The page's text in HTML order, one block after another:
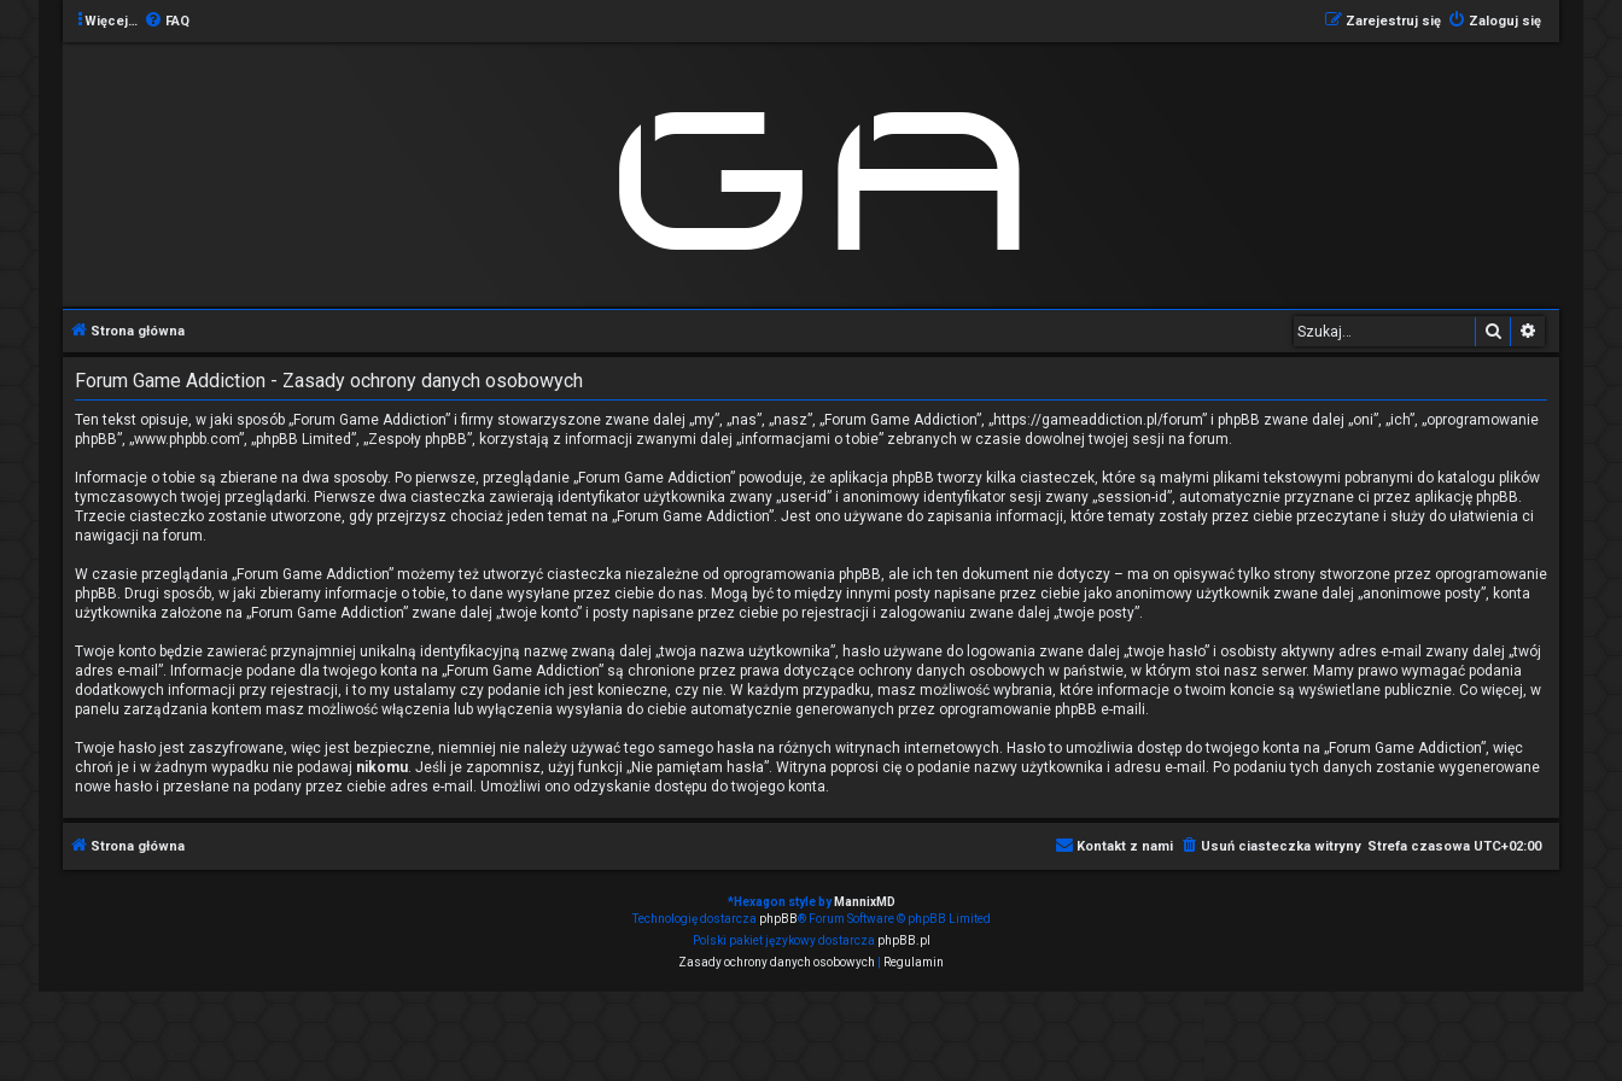
Więcej… FAQ Zaloguj się
Zarejestruj się
Strona główna Szukaj
Forum Game Addiction - Zasady ochrony danych osobowych
Ten tekst opisuje, w jaki sposób „Forum Game Addiction” i firmy stowarzyszone zwane dalej „my”, „nas”, „nasz”, „Forum Game Addiction”, „https://gameaddiction.pl/forum” i phpBB zwane dalej „oni”, „ich”, „oprogramowanie
phpBB”, „www.phpbb.com”, „phpBB Limited”, „Zespoły phpBB”, korzystają z informacji zwanymi dalej „informacjami o tobie” zebranych w czasie dowolnej twojej sesji na forum.
Informacje o tobie są zbierane na dwa sposoby. Po pierwsze, przeglądanie „Forum Game Addiction” powoduje, że aplikacja phpBB tworzy kilka ciasteczek, które są małymi plikami tekstowymi pobranymi do katalogu plików
tymczasowych twojej przeglądarki. Pierwsze dwa ciasteczka zawierają identyfikator użytkownika zwany „user-id” i anonimowy identyfikator sesji zwany „session-id”, automatycznie przyznane ci przez aplikację phpBB.
Trzecie ciasteczko zostanie utworzone, gdy przejrzysz chociaż jeden temat na „Forum Game Addiction”. Jest ono używane do zapisania informacji, które tematy zostały przez ciebie przeczytane i służy do ułatwienia ci
nawigacji na forum.
W czasie przeglądania „Forum Game Addiction” możemy też utworzyć ciasteczka niezależne od oprogramowania phpBB, ale ich ten dokument nie dotyczy – ma on opisywać tylko strony stworzone przez oprogramowanie
phpBB. Drugi sposób, w jaki zbieramy informacje o tobie, to dane wysyłane przez ciebie do nas. Mogą być to między innymi posty napisane przez ciebie jako anonimowy użytkownik zwane dalej „anonimowe posty”, konta
użytkownika założone na „Forum Game Addiction” zwane dalej „twoje konto” i posty napisane przez ciebie po rejestracji i zalogowaniu zwane dalej „twoje posty”.
Twoje konto będzie zawierać przynajmniej unikalną identyfikacyjną nazwę zwaną dalej „twoja nazwa użytkownika”, hasło używane do logowania zwane dalej „twoje hasło” i osobisty aktywny adres e-mail zwany dalej „twój
adres e-mail”. Informacje podane dla twojego konta na „Forum Game Addiction” są chronione przez prawa dotyczące ochrony danych osobowych w państwie, w którym stoi nasz serwer. Mamy prawo wymagać podania
dodatkowych informacji przy rejestracji, i to my ustalamy czy podanie ich jest konieczne, czy nie. W każdym przypadku, masz możliwość wybrania, które informacje o twoim koncie są wyświetlane publicznie. Co więcej, w
panelu zarządzania kontem masz możliwość włączenia lub wyłączenia wysyłania do ciebie automatycznie generowanych przez oprogramowanie phpBB e-maili.
Twoje hasło jest zaszyfrowane, więc jest bezpieczne, niemniej nie należy używać tego samego hasła na różnych witrynach internetowych. Hasło to umożliwia dostęp do twojego konta na „Forum Game Addiction”, więc
chroń je i w żadnym wypadku nie podawaj nikomu. Jeśli je zapomnisz, użyj funkcji „Nie pamiętam hasła”. Witryna poprosi cię o podanie nazwy użytkownika i adresu e-mail. Po podaniu tych danych zostanie wygenerowane
nowe hasło i przesłane na podany przez ciebie adres e-mail. Umożliwi ono odzyskanie dostępu do twojego konta.
Strona główna Strefa czasowa UTC+02:00
Usuń ciasteczka witryny
Kontakt z nami
*Hexagon style by MannixMD
Technologię dostarcza phpBB® Forum Software © phpBB Limited
Polski pakiet językowy dostarcza phpBB.pl
Zasady ochrony danych osobowych
Regulamin